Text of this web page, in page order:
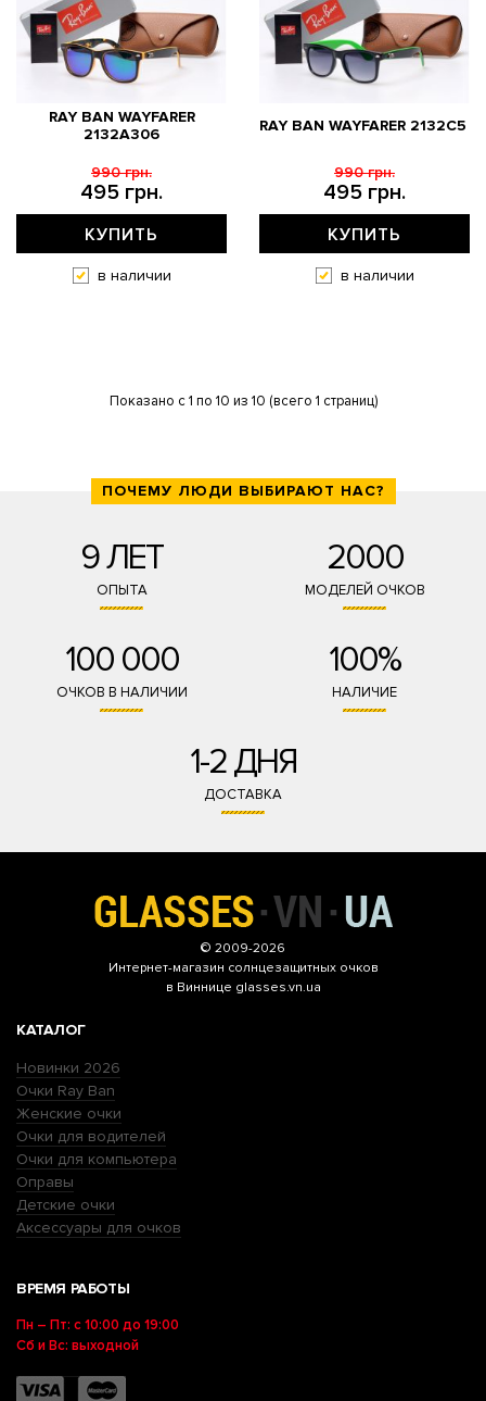
RAY BAN WAYFARER
2132A306
495 грн.
990 грн.
КУПИТЬ
в наличии
RAY BAN WAYFARER 2132C5
495 грн.
990 грн.
КУПИТЬ
в наличии
Показано с 1 по 10 из 10 (всего 1 страниц)
ПОЧЕМУ ЛЮДИ ВЫБИРАЮТ НАС?
9 ЛЕТ
ОПЫТА
2000
МОДЕЛЕЙ ОЧКОВ
100 000
ОЧКОВ В НАЛИЧИИ
100%
НАЛИЧИЕ
1-2 ДНЯ
ДОСТАВКА
© 2009-2026
Интернет-магазин солнцезащитных очков
в Виннице glasses.vn.ua
КАТАЛОГ
Новинки 2026
Очки Ray Ban
Женские очки
Очки для водителей
Очки для компьютера
Оправы
Детские очки
Аксессуары для очков
ВРЕМЯ РАБОТЫ
Пн – Пт: с 10:00 до 19:00
Сб и Вс: выходной